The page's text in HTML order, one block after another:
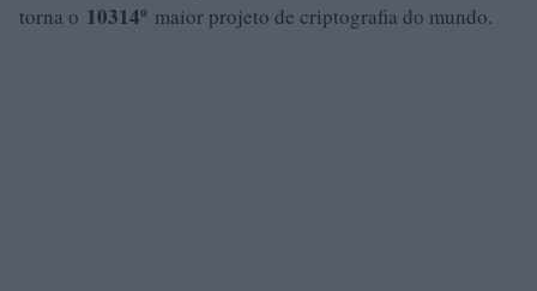
torna o 10314º maior projeto de criptografia do mundo.